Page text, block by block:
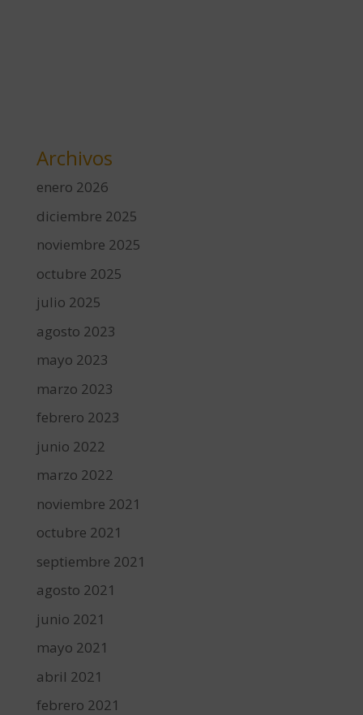
Archivos
enero 2026
diciembre 2025
noviembre 2025
octubre 2025
julio 2025
agosto 2023
mayo 2023
marzo 2023
febrero 2023
junio 2022
marzo 2022
noviembre 2021
octubre 2021
septiembre 2021
agosto 2021
junio 2021
mayo 2021
abril 2021
febrero 2021